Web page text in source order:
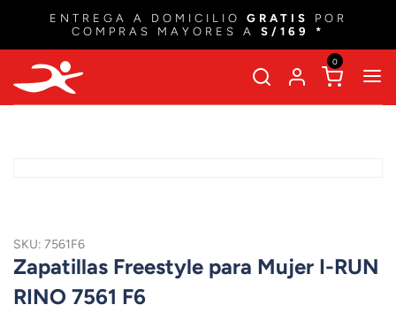
ENTREGA A DOMICILIO GRATIS
POR
COMPRAS MAYORES A S/169 *
0
SKU: 7561F6
Zapatillas Freestyle para Mujer I-RUN
RINO 7561 F6